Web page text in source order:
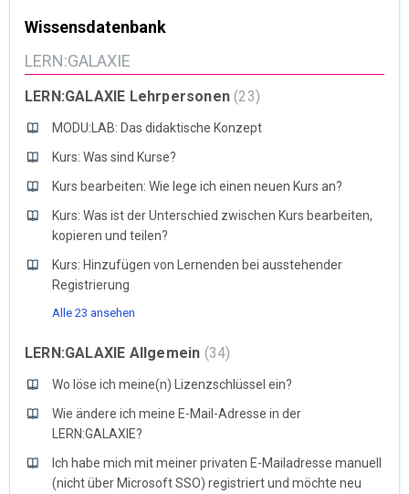
Wissensdatenbank
LERN:GALAXIE
LERN:GALAXIE Lehrpersonen 23
MODU:LAB: Das didaktische Konzept
Kurs: Was sind Kurse?
Kurs bearbeiten: Wie lege ich einen neuen Kurs an?
Kurs: Was ist der Unterschied zwischen Kurs bearbeiten,
kopieren und teilen?
Kurs: Hinzufügen von Lernenden bei ausstehender
Registrierung
Alle 23 ansehen
LERN:GALAXIE Allgemein 34
Wo löse ich meine(n) Lizenzschlüssel ein?
Wie ändere ich meine E-Mail-Adresse in der
LERN:GALAXIE?
Ich habe mich mit meiner privaten E-Mailadresse manuell
(nicht über Microsoft SSO) registriert und möchte neu